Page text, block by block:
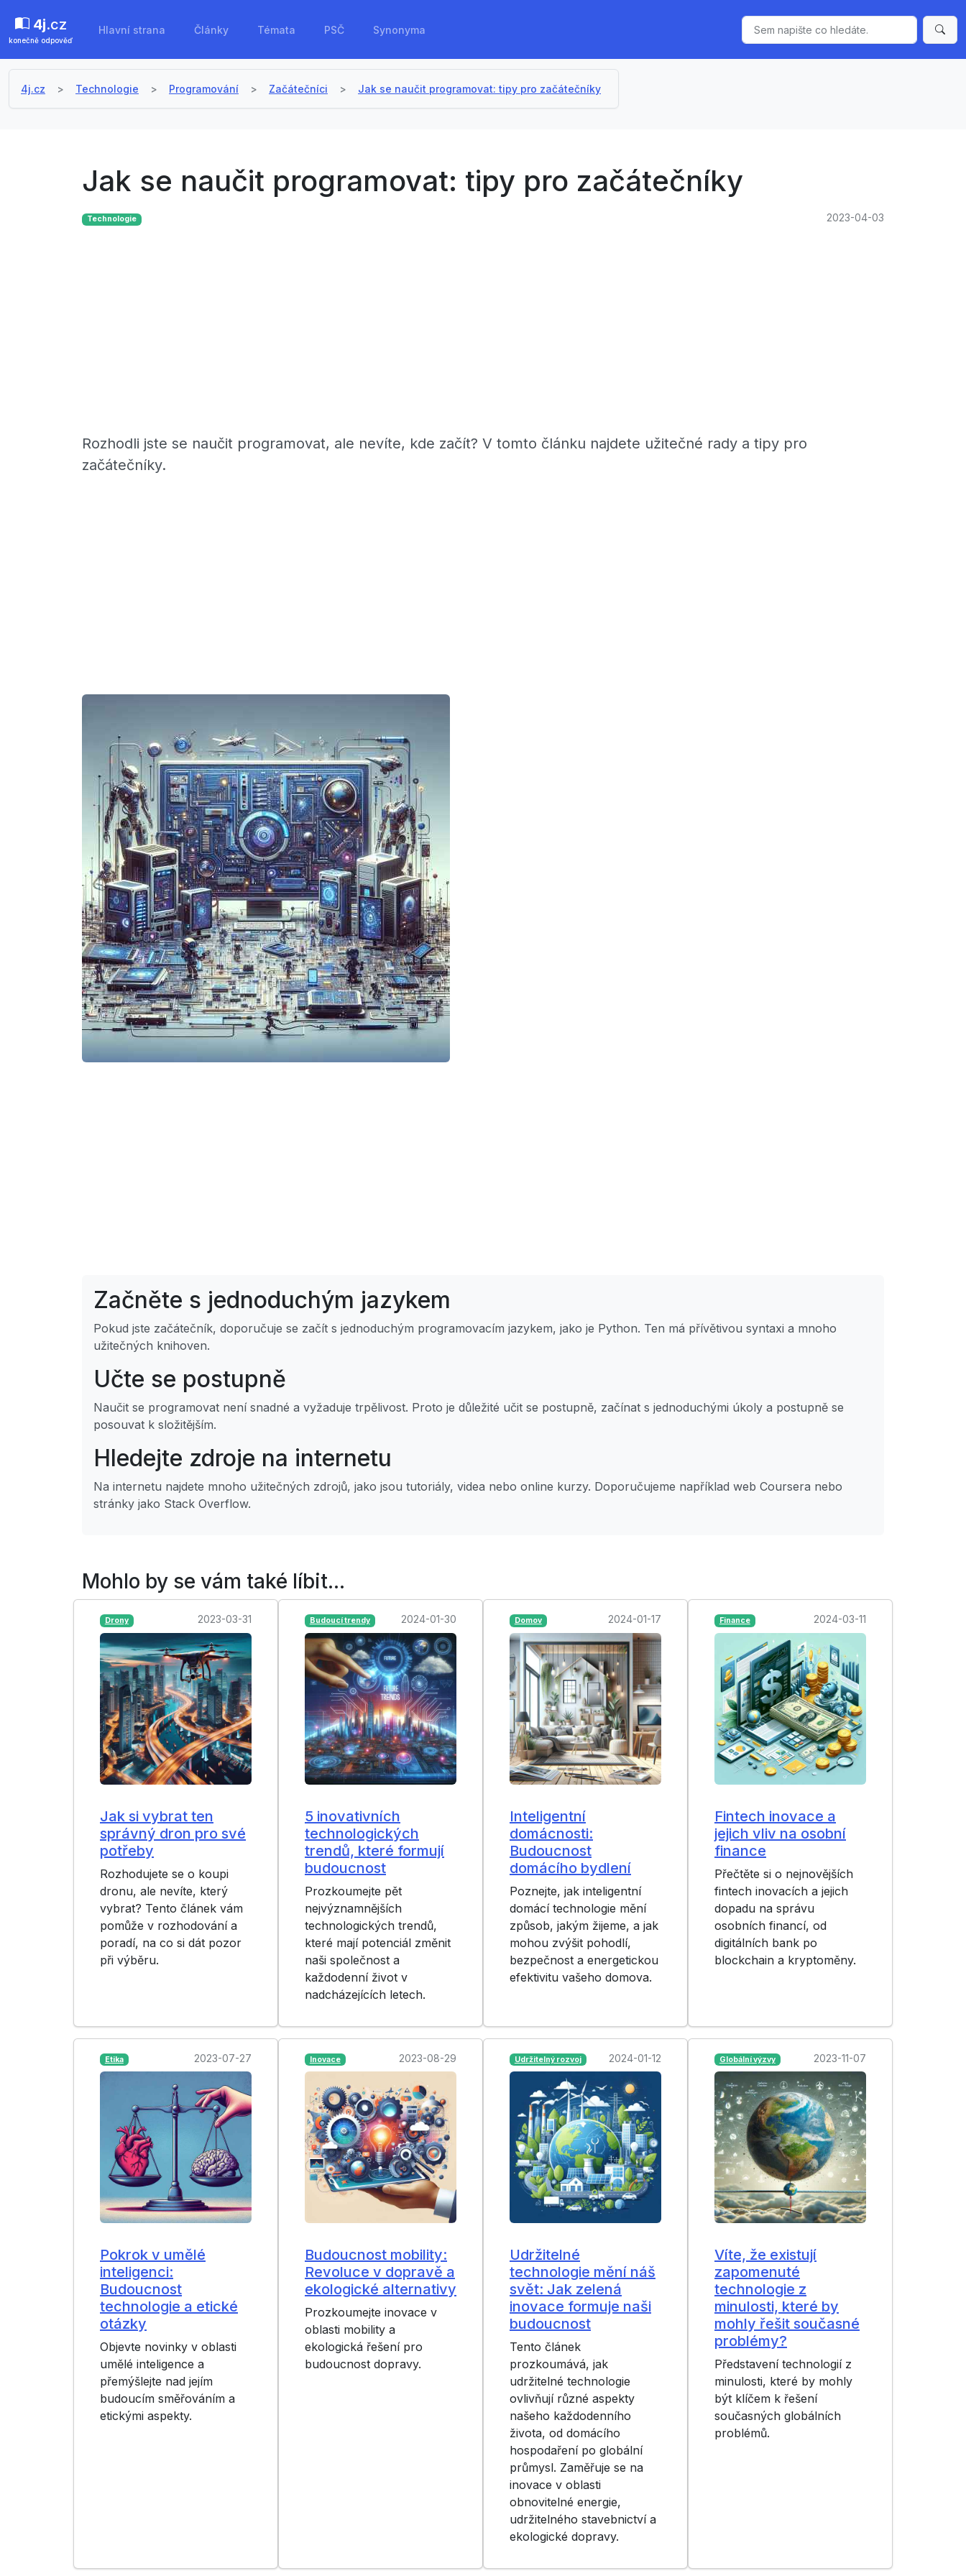
4j.cz
konečně odpověď
Hlavní strana Články Témata PSČ Synonyma
4j.cz Technologie Programování Začátečníci Jak se naučit programovat: tipy pro začátečníky
Jak se naučit programovat: tipy pro začátečníky
Technologie 2023-04-03
Rozhodli jste se naučit programovat, ale nevíte, kde začít? V tomto článku najdete užitečné rady a tipy pro
začátečníky.
Začněte s jednoduchým jazykem
Pokud jste začátečník, doporučuje se začít s jednoduchým programovacím jazykem, jako je Python. Ten má přívětivou syntaxi a mnoho
užitečných knihoven.
Učte se postupně
Naučit se programovat není snadné a vyžaduje trpělivost. Proto je důležité učit se postupně, začínat s jednoduchými úkoly a postupně se
posouvat k složitějším.
Hledejte zdroje na internetu
Na internetu najdete mnoho užitečných zdrojů, jako jsou tutoriály, videa nebo online kurzy. Doporučujeme například web Coursera nebo
stránky jako Stack Overflow.
Mohlo by se vám také líbit...
Drony 2023-03-31
Jak si vybrat ten
správný dron pro své
potřeby
Rozhodujete se o koupi
dronu, ale nevíte, který
vybrat? Tento článek vám
pomůže v rozhodování a
poradí, na co si dát pozor
při výběru.
Budoucí trendy 2024-01-30
5 inovativních
technologických
trendů, které formují
budoucnost
Prozkoumejte pět
nejvýznamnějších
technologických trendů,
které mají potenciál změnit
naši společnost a
každodenní život v
nadcházejících letech.
Domov 2024-01-17
Inteligentní
domácnosti:
Budoucnost
domácího bydlení
Poznejte, jak inteligentní
domácí technologie mění
způsob, jakým žijeme, a jak
mohou zvýšit pohodlí,
bezpečnost a energetickou
efektivitu vašeho domova.
Finance 2024-03-11
Fintech inovace a
jejich vliv na osobní
finance
Přečtěte si o nejnovějších
fintech inovacích a jejich
dopadu na správu
osobních financí, od
digitálních bank po
blockchain a kryptoměny.
Etika 2023-07-27
Pokrok v umělé
inteligenci:
Budoucnost
technologie a etické
otázky
Objevte novinky v oblasti
umělé inteligence a
přemýšlejte nad jejím
budoucím směřováním a
etickými aspekty.
Inovace 2023-08-29
Budoucnost mobility:
Revoluce v dopravě a
ekologické alternativy
Prozkoumejte inovace v
oblasti mobility a
ekologická řešení pro
budoucnost dopravy.
Udržitelný rozvoj 2024-01-12
Udržitelné
technologie mění náš
svět: Jak zelená
inovace formuje naši
budoucnost
Tento článek
prozkoumává, jak
udržitelné technologie
ovlivňují různé aspekty
našeho každodenního
života, od domácího
hospodaření po globální
průmysl. Zaměřuje se na
inovace v oblasti
obnovitelné energie,
udržitelného stavebnictví a
ekologické dopravy.
Globální výzvy 2023-11-07
Víte, že existují
zapomenuté
technologie z
minulosti, které by
mohly řešit současné
problémy?
Představení technologií z
minulosti, které by mohly
být klíčem k řešení
současných globálních
problémů.